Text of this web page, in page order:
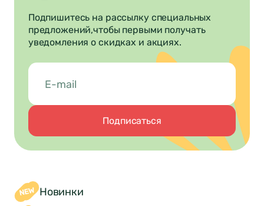
Подпишитесь на рассылку специальных
предложений,чтобы первыми получать
уведомления о скидках и акциях.
Подписаться
Новинки